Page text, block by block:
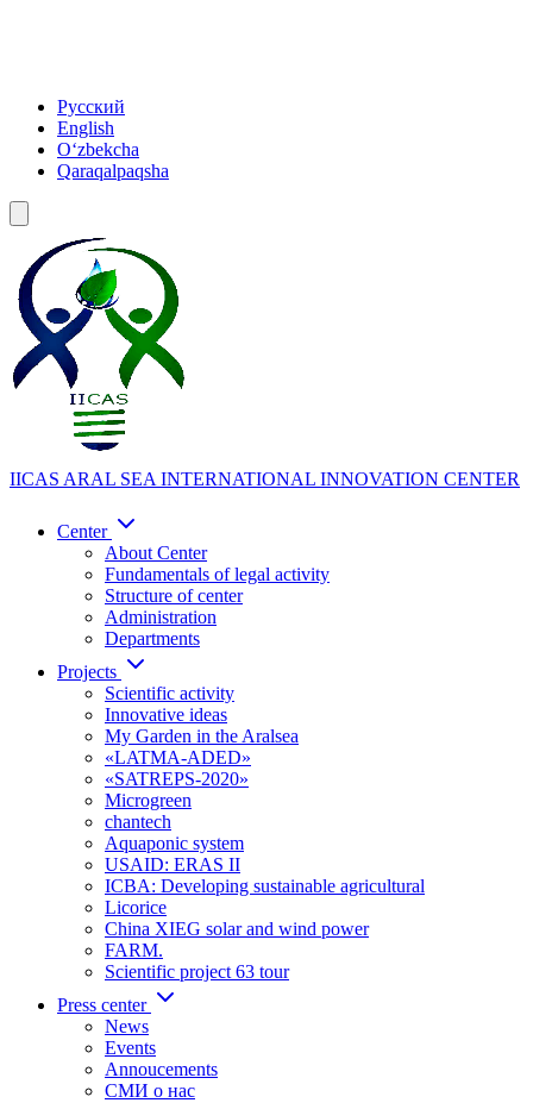
Русский
English
Oʻzbekcha
Qaraqalpaqsha
IICAS ARAL SEA INTERNATIONAL INNOVATION CENTER
Center
About Center
Fundamentals of legal activity
Structure of center
Administration
Departments
Projects
Scientific activity
Innovative ideas
My Garden in the Aralsea
«LATMA-ADED»
«SATREPS-2020»
Microgreen
chantech
Aquaponic system
USAID: ERAS II
ICBA: Developing sustainable agricultural
Licorice
China XIEG solar and wind power
FARM.
Scientific project 63 tour
Press center
News
Events
Annoucements
СМИ о нас